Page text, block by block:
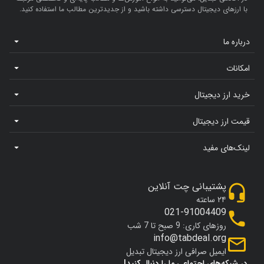
با ارزهای دیجیتال دسترسی داشته باشید و از جدیدترین مطالب ما استفاده کنید.
درباره ما
امکانات
خرید ارز دیجیتال
قیمت ارز دیجیتال
لینک‌های مفید
پشتیبانی چت آنلاین
۲۴ ساعته
021-91004409
روزهای کاری: 9 صبح تا 7 شب
info@tabdeal.org
ایمیل صرافی ارز دیجیتال تبدیل